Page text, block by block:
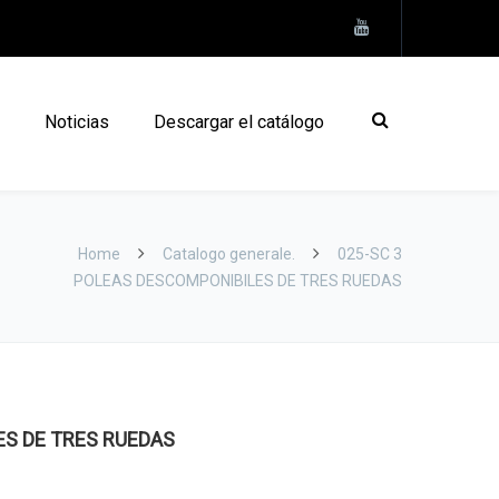
Noticias Descargar el catálogo
Home Catalogo generale.
025-SC 3
POLEAS DESCOMPONIBILES DE TRES RUEDAS
DE TRES RUEDAS